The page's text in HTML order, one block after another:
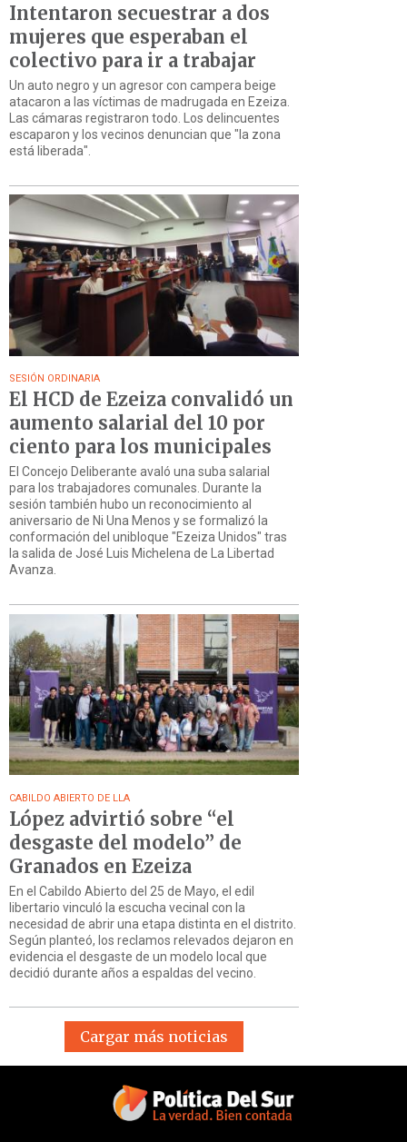
Intentaron secuestrar a dos
mujeres que esperaban el
colectivo para ir a trabajar
Un auto negro y un agresor con campera beige
atacaron a las víctimas de madrugada en Ezeiza.
Las cámaras registraron todo. Los delincuentes
escaparon y los vecinos denuncian que "la zona
está liberada".
SESIÓN ORDINARIA
El HCD de Ezeiza convalidó un
aumento salarial del 10 por
ciento para los municipales
El Concejo Deliberante avaló una suba salarial
para los trabajadores comunales. Durante la
sesión también hubo un reconocimiento al
aniversario de Ni Una Menos y se formalizó la
conformación del unibloque "Ezeiza Unidos" tras
la salida de José Luis Michelena de La Libertad
Avanza.
CABILDO ABIERTO DE LLA
López advirtió sobre “el
desgaste del modelo” de
Granados en Ezeiza
En el Cabildo Abierto del 25 de Mayo, el edil
libertario vinculó la escucha vecinal con la
necesidad de abrir una etapa distinta en el distrito.
Según planteó, los reclamos relevados dejaron en
evidencia el desgaste de un modelo local que
decidió durante años a espaldas del vecino.
Cargar más noticias